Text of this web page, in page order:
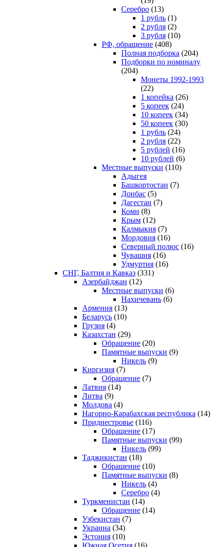
Серебро (13)
1 рубль (1)
2 рубля (2)
3 рубля (10)
РФ, обращение (408)
Полная подборка (204)
Подборки по номиналу
(204)
Монеты 1992-1993
(22)
1 копейка (26)
5 копеек (24)
10 копеек (34)
50 копеек (30)
1 рубль (24)
2 рубля (22)
5 рублей (16)
10 рублей (6)
Местные выпуски (110)
Адыгея
Башкортостан (7)
Донбас (5)
Дагестан (7)
Коми (8)
Крым (12)
Калмыкия (7)
Мордовия (16)
Северный полюс (16)
Чувашия (16)
Удмуртия (16)
СНГ, Балтия и Кавказ (331)
Азербайджан (12)
Местные выпуски (6)
Нахичевань (6)
Армения (13)
Беларусь (10)
Грузия (4)
Казахстан (29)
Обращение (20)
Памятные выпуски (9)
Никель (9)
Киргизия (7)
Обращение (7)
Латвия (14)
Литва (9)
Молдова (4)
Нагорно-Карабахская республика (14)
Приднестровье (116)
Обращение (17)
Памятные выпуски (99)
Никель (99)
Таджикистан (18)
Обращение (10)
Памятные выпуски (8)
Никель (4)
Серебро (4)
Туркменистан (14)
Обращение (14)
Узбекистан (7)
Украина (34)
Эстония (10)
Южная Осетия (16)